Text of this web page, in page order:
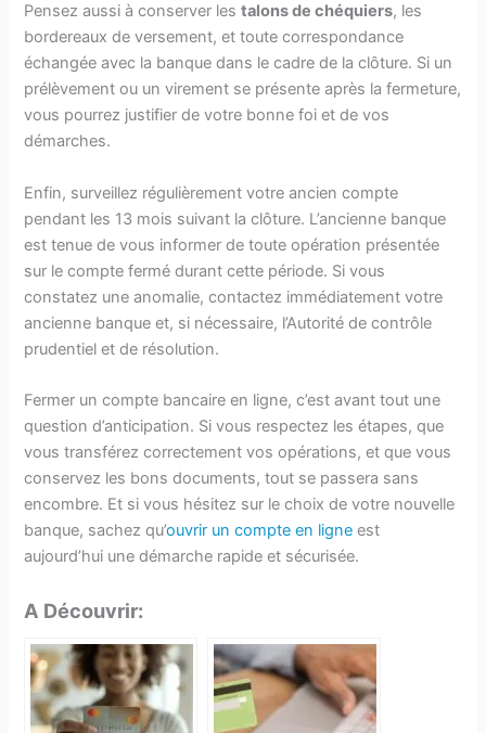
Pensez aussi à conserver lestalons de chéquiers, les
bordereaux de versement, et toute correspondance
échangée avec la banque dans le cadre de la clôture. Si un
prélèvement ou un virement se présente après la fermeture,
vous pourrez justifier de votre bonne foi et de vos
démarches.
Enfin, surveillez régulièrement votre ancien compte
pendant les 13 mois suivant la clôture. L’ancienne banque
est tenue de vous informer de toute opération présentée
sur le compte fermé durant cette période. Si vous
constatez une anomalie, contactez immédiatement votre
ancienne banque et, si nécessaire, l’Autorité de contrôle
prudentiel et de résolution.
Fermer un compte bancaire en ligne, c’est avant tout une
question d’anticipation. Si vous respectez les étapes, que
vous transférez correctement vos opérations, et que vous
conservez les bons documents, tout se passera sans
encombre. Et si vous hésitez sur le choix de votre nouvelle
banque, sachez qu’ouvrir un compte en ligne est
aujourd’hui une démarche rapide et sécurisée.
A Découvrir: